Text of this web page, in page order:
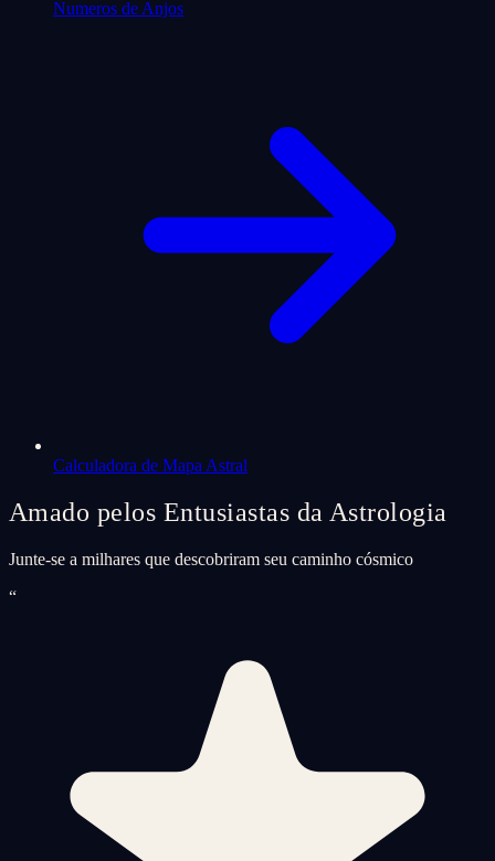
Numeros de Anjos
Calculadora de Mapa Astral
Amado pelos Entusiastas da Astrologia
Junte-se a milhares que descobriram seu caminho cósmico
“